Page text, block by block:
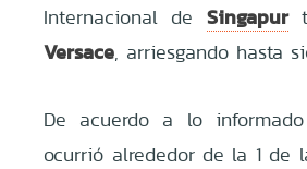
Internacional de Singapur
Versace, arriesgando hasta
De acuerdo a lo
ocurrió alrededor de la 1 de